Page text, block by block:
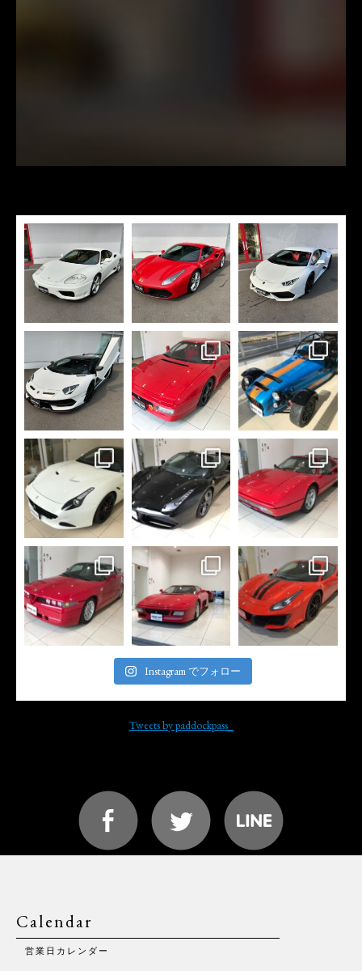
Instagram でフォロー
Tweets by paddockpass_
Calendar
営業日カレンダー